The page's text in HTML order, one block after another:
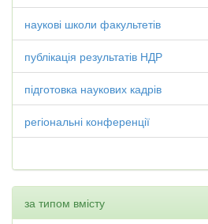
наукові школи факультетів
публікація результатів НДР
підготовка наукових кадрів
регіональні конференції
за типом вмісту